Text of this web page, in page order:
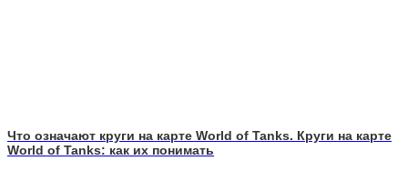
Что означают круги на карте World of Tanks. Круги на карте
World of Tanks: как их понимать